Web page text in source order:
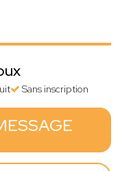
Sans inscription